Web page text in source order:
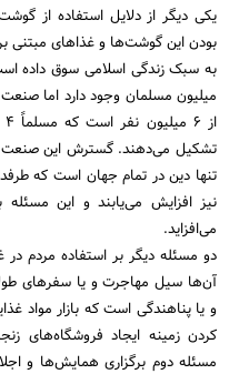
یکی دیگر از دلایل استفاده از
بودن این گوشت‌ها و غذاهای مبتنی
میلیون مسلمان وجود دارد اما
تشکیل می‌دهند. گسترش این صنعت
تنها دین در تمام جهان است که
نیز افزایش می‌یابند و این
می‌افزاید.
دو مسئله دیگر بر استفاده مردم
آن‌ها سیل مهاجرت و یا سفرهای
و یا پناهندگی است که بازار مواد
کردن زمینه ایجاد فروشگاه‌های
مسئله دوم برگزاری همایش‌ها و